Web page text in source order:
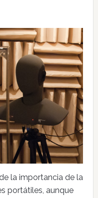
la importancia de la
portátiles, aunque